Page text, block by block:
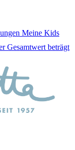
Meine Kids
Gesamtwert beträgt